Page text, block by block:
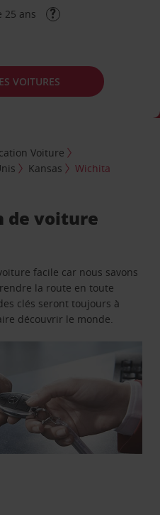
25 ans
VOITURES
Voiture
Kansas Wichita
de voiture
facile car nous savons
la route en toute
clés seront toujours à
découvrir le monde.